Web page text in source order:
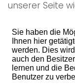
unserer Seite